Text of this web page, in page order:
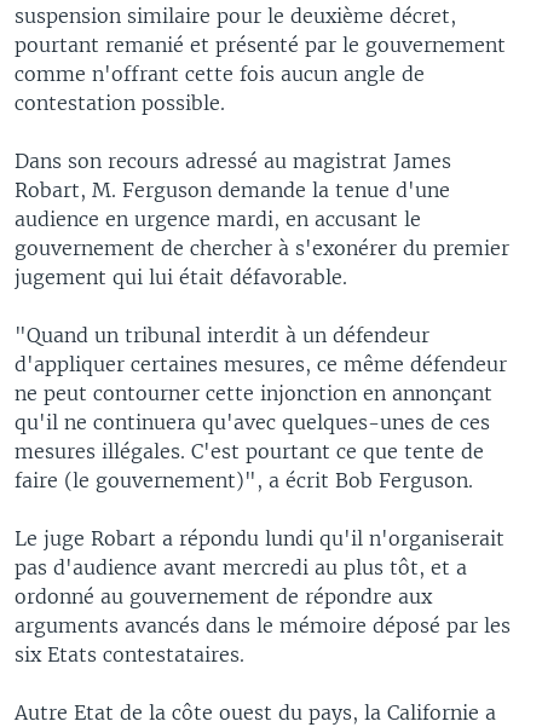
suspension similaire pour le deuxième décret,
pourtant remanié et présenté par le gouvernement
comme n'offrant cette fois aucun angle de
contestation possible.
Dans son recours adressé au magistrat James
Robart, M. Ferguson demande la tenue d'une
audience en urgence mardi, en accusant le
gouvernement de chercher à s'exonérer du premier
jugement qui lui était défavorable.
"Quand un tribunal interdit à un défendeur
d'appliquer certaines mesures, ce même défendeur
ne peut contourner cette injonction en annonçant
qu'il ne continuera qu'avec quelques-unes de ces
mesures illégales. C'est pourtant ce que tente de
faire (le gouvernement)", a écrit Bob Ferguson.
Le juge Robart a répondu lundi qu'il n'organiserait
pas d'audience avant mercredi au plus tôt, et a
ordonné au gouvernement de répondre aux
arguments avancés dans le mémoire déposé par les
six Etats contestataires.
Autre Etat de la côte ouest du pays, la Californie a